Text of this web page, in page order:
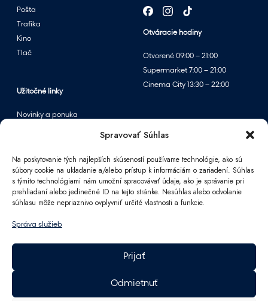
Spravovať Súhlas
Na poskytovanie tých najlepších skúseností používame technológie, ako sú
súbory cookie na ukladanie a/alebo prístup k informáciám o zariadení. Súhlas
s týmito technológiami nám umožní spracovávať údaje, ako je správanie pri
prehliadaní alebo jedinečné ID na tejto stránke. Nesúhlas alebo odvolanie
súhlasu môže nepriaznivo ovplyvniť určité vlastnosti a funkcie.
Správa služieb
Prijať
Odmietnuť
d
a
j
o
p
r
m
é
r
i
á
Otváracie hodiny
Otvorené 09:00 – 21:00
Supermarket 7:00 – 21:00
Cinema City 13:30 – 22:00
Pošta
Trafika
Kino
Tlač
Užitočné linky
Novinky a ponuka
Informácie
Kontakt
FAQ